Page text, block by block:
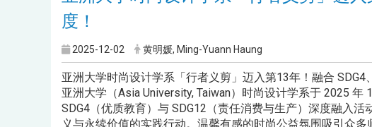
度！
2025-12-02 黄明媛, Ming-Yuann Haung
亚洲大学时尚设计学系「行者义剪」迈入第13年！融合 SDG4
亚洲大学（Asia University, Taiwan）时尚设计学系于 2025
SDG4（优质教育）与 SDG12（责任消费与生产）深度融入
义与永续价值的实践行动。温馨有感的时尚公益氛围吸引众多